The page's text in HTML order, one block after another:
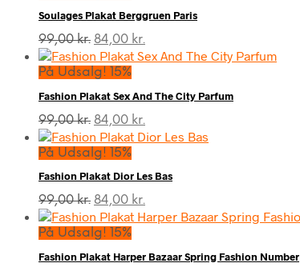
Soulages Plakat Berggruen Paris
99,00kr. Den
oprindelige
pris
99,00 kr..
84,00 kr.
aktuelle
84,00 kr..
På Udsalg! 15%
Fashion Plakat Sex And The City Parfum
99,00kr. Den
oprindelige
pris
99,00 kr..
84,00 kr.
aktuelle
84,00 kr..
På Udsalg! 15%
Fashion Plakat Dior Les Bas
99,00kr. Den
oprindelige
pris
99,00 kr..
84,00 kr.
aktuelle
84,00 kr..
På Udsalg! 15%
Fashion Plakat Harper Bazaar Spring Fashion Number